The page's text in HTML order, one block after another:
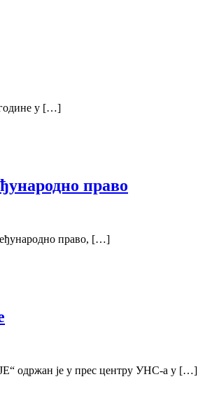
године у […]
право
право, […]
одржан је у прес центру УНС-а у […]